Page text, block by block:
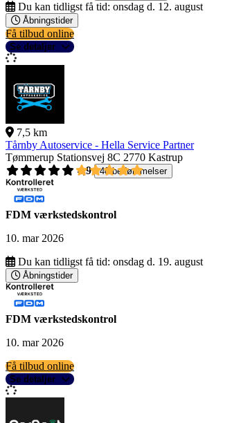
Du kan tidligst få tid: onsdag d. 12. august
Åbningstider
Få tilbud online
Se detaljer
7,5 km
Tårnby Autoservice - Hella Service Partner
Tømmerup Stationsvej 8C 2770 Kastrup
4,9
40 bedømmelser
FDM værkstedskontrol
10. mar 2026
Du kan tidligst få tid: onsdag d. 19. august
Åbningstider
FDM værkstedskontrol
10. mar 2026
Få tilbud online
Se detaljer